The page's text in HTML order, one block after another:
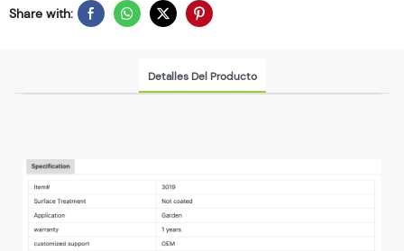
Share with:
Detalles Del Producto